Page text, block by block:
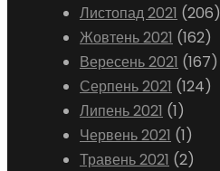
Листопад 2021 (206)
Жовтень 2021 (162)
Вересень 2021 (167)
Серпень 2021 (124)
Липень 2021 (1)
Червень 2021 (1)
Травень 2021 (2)